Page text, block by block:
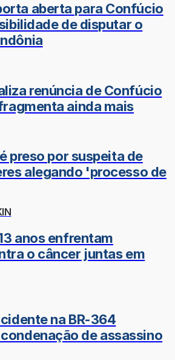
aberta para Confúcio
de disputar o
renúncia de Confúcio
ainda mais
preso por suspeita de
alegando 'processo de
anos enfrentam
o câncer juntas em
na BR-364
de assassino